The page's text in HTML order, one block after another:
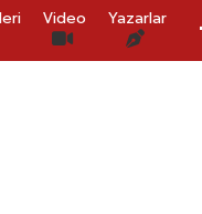
Video Yazarlar